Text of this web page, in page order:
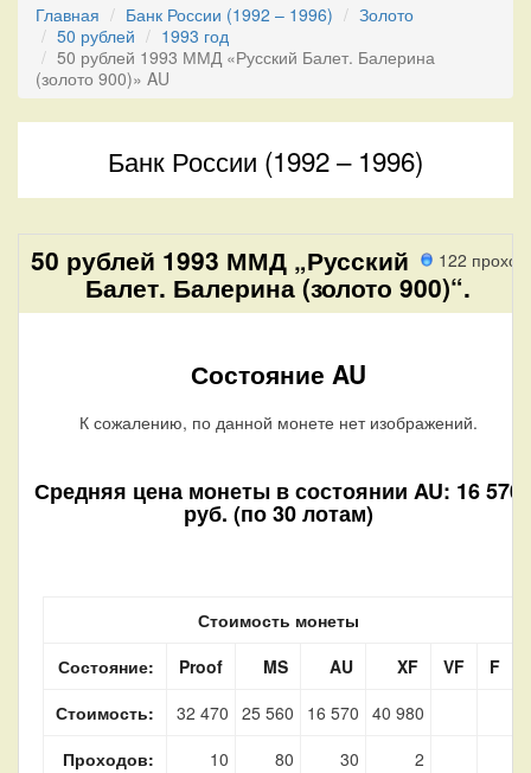
Главная Банк России (1992 – 1996)
Золото
50 рублей
1993 год
50 рублей 1993 ММД «Русский Балет. Балерина
(золото 900)» AU
Банк России (1992 – 1996)
122
50 рублей 1993 ММД „Русский
Балет. Балерина (золото 900)“.
Состояние AU
К сожалению, по данной монете нет изображений.
Средняя цена монеты в состоянии AU: 16 570
руб. (по 30 лотам)
Стоимость монеты
Состояние:
Proof MS AU XF VF
F
Стоимость:
32 470 25 560 16 570 40 980
Проходов:
10 80 30 2